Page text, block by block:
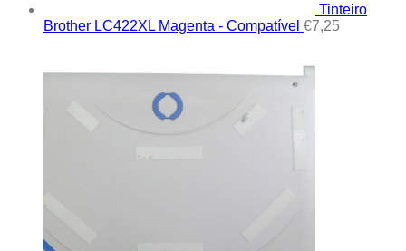
Tinteiro
Brother LC422XL Magenta - Compatível €7,25